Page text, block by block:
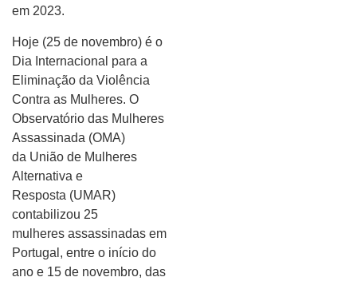
em 2023.
Hoje (25 de novembro) é o
Dia Internacional para a
Eliminação da Violência
Contra as Mulheres. O
Observatório das Mulheres
Assassinada (OMA)
da União de Mulheres
Alternativa e
Resposta (UMAR)
contabilizou 25
mulheres assassinadas em
Portugal, entre o início do
ano e 15 de novembro, das